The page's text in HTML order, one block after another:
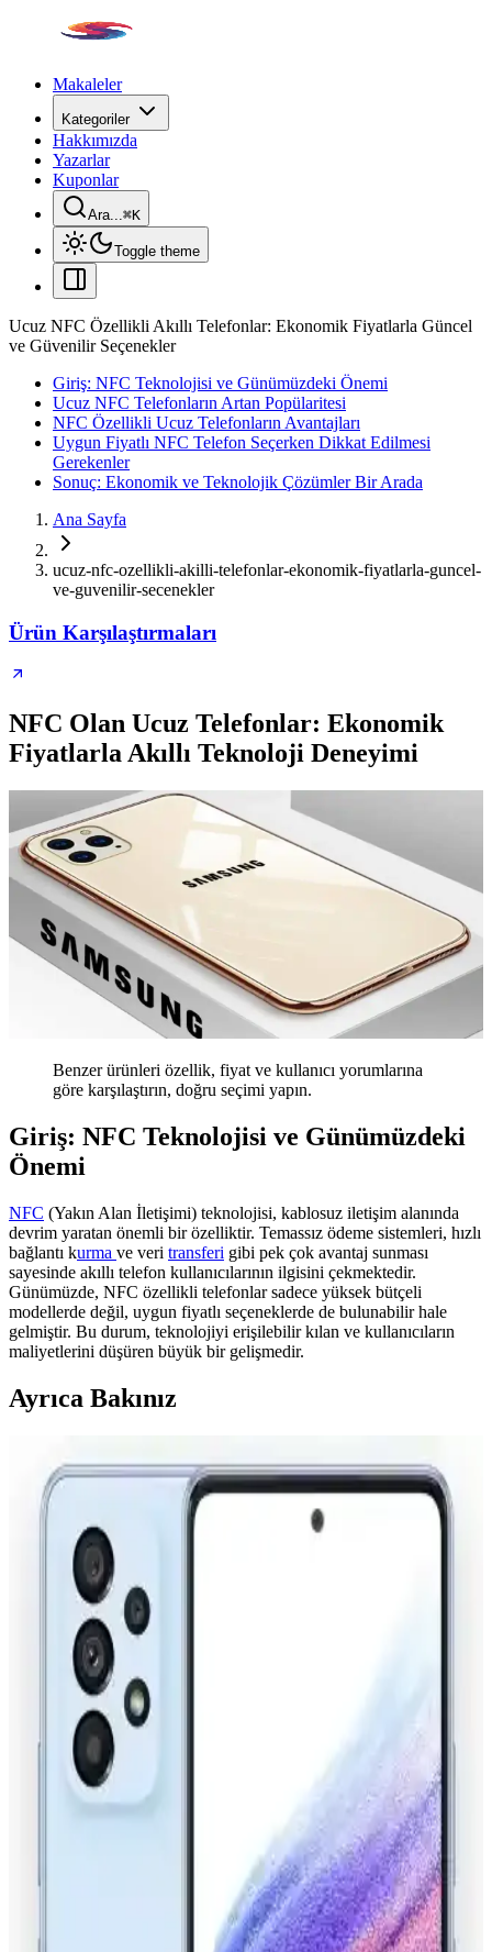
Makaleler
Kategoriler
Hakkımızda
Yazarlar
Kuponlar
Ara...⌘K
Toggle theme
Ucuz NFC Özellikli Akıllı Telefonlar: Ekonomik Fiyatlarla Güncel
ve Güvenilir Seçenekler
Giriş: NFC Teknolojisi ve Günümüzdeki Önemi
Ucuz NFC Telefonların Artan Popülaritesi
NFC Özellikli Ucuz Telefonların Avantajları
Uygun Fiyatlı NFC Telefon Seçerken Dikkat Edilmesi
Gerekenler
Sonuç: Ekonomik ve Teknolojik Çözümler Bir Arada
Ana Sayfa
ucuz-nfc-ozellikli-akilli-telefonlar-ekonomik-fiyatlarla-guncel-
ve-guvenilir-secenekler
Ürün Karşılaştırmaları
NFC Olan Ucuz Telefonlar: Ekonomik
Fiyatlarla Akıllı Teknoloji Deneyimi
Benzer ürünleri özellik, fiyat ve kullanıcı yorumlarına
göre karşılaştırın, doğru seçimi yapın.
Giriş: NFC Teknolojisi ve Günümüzdeki
Önemi
NFC (Yakın Alan İletişimi) teknolojisi, kablosuz iletişim alanında
devrim yaratan önemli bir özelliktir. Temassız ödeme sistemleri, hızlı
bağlantı kurma ve veri transferi gibi pek çok avantaj sunması
sayesinde akıllı telefon kullanıcılarının ilgisini çekmektedir.
Günümüzde, NFC özellikli telefonlar sadece yüksek bütçeli
modellerde değil, uygun fiyatlı seçeneklerde de bulunabilir hale
gelmiştir. Bu durum, teknolojiyi erişilebilir kılan ve kullanıcıların
maliyetlerini düşüren büyük bir gelişmedir.
Ayrıca Bakınız
NFC Teknolojisi ve Günlük Yaşamdaki
Uygulamaları Hakkında Kapsamlı Bilgi
NFC teknolojisi, kısa mesafe iletişim sağlayarak güvenli ve hızlı veri
paylaşımını mümkün kılar. Temassız ödemeler ve kişisel veri
transferinde yaygın kullanılır, yaşamı kolaylaştırır.
Telefonlar Arası Veri Aktarım Teknolojileri ve
Güvenlik Yaklaşımları
Telefonlar arası veri transferi teknolojileri, Bluetooth, Wi-Fi ve NFC
gibi yöntemlerle hızlı ve güvenli şekilde gerçekleştiriliyor. Güvenlik
ve gizlilik ön planda tutuluyor.
iPhone'da Telefon Eşleştirme Yöntemleri ve Sorun
Çözüm İpuçları
iPhone'da telefon eşleştirme işlemleri, Bluetooth, Wi-Fi ve NFC
kullanımıyla cihazlar arasında sorunsuz bağlantı sağlar. Sorunlar ve
çözüm önerileriyle bağlantı sorunları giderilir.
Samsung Akıllı Cihazlarda NFC Teknolojisi ve
Güncellemelerin Güncel Durumu